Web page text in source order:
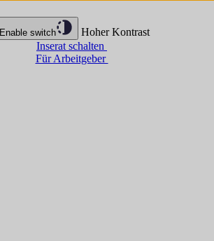
Enable switch
Hoher Kontrast
Inserat schalten
Für Arbeitgeber